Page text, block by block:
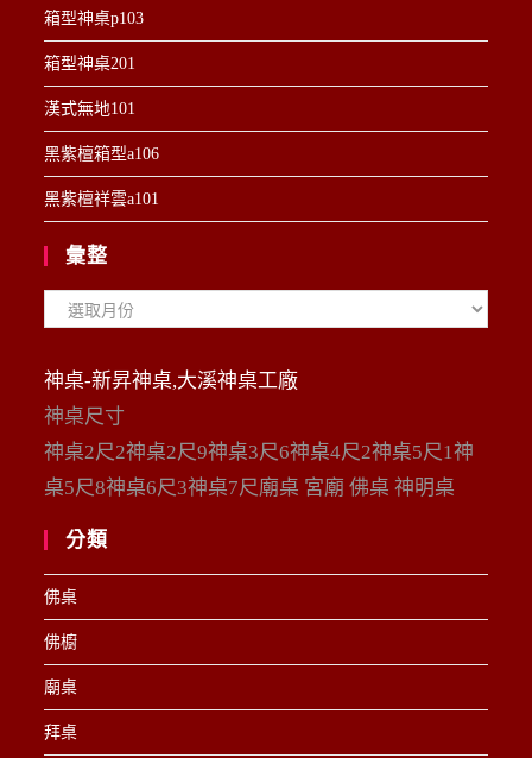
箱型神桌p103
箱型神桌201
漢式無地101
黑紫檀箱型a106
黑紫檀祥雲a101
彙整
神桌-新昇神桌,大溪神桌工廠
神桌尺寸
神桌2尺2神桌2尺9神桌3尺6神桌4尺2神桌5尺1神
桌5尺8神桌6尺3神桌7尺廟桌 宮廟 佛桌 神明桌
分類
佛桌
佛櫥
廟桌
拜桌